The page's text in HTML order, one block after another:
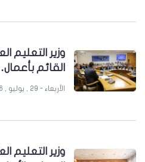
وزير التعليم
القائم
الأربعاء - 29 , يوليو , 2026
وزير التعليم